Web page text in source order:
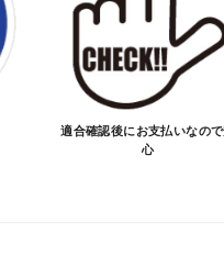
発生致しますのでお受け
決済となります。
適合確認後にお支払いなの
心